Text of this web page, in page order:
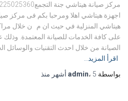
اجهزة هيتاشي اهلا ومرحبا بكم فى مركز
هيتاشي المنزلية في حيث ان م ن خلال
على كافة الخدمات للصيانة المعتمدة.
الصيانة من خلال احدث التقنيات والوسائل
اقرأ المزيد…
بواسطة
admin، 5 أشهر منذ